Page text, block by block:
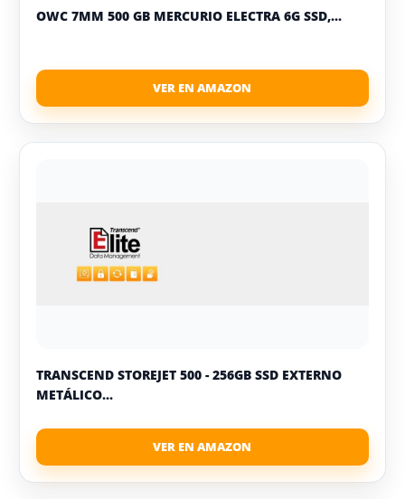
OWC 7MM 500 GB MERCURIO ELECTRA 6G SSD,...
TRANSCEND STOREJET 500 - 256GB SSD EXTERNO
METÁLICO...